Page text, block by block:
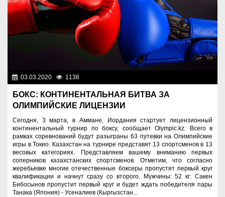
03.03.2020 1138
БОКС: КОНТИНЕНТАЛЬНАЯ БИТВА ЗА
ОЛИМПИЙСКИЕ ЛИЦЕНЗИИ
Сегодня, 3 марта, в Аммане, Иордания стартует лицензионный
континентальный турнир по боксу, сообщает Olympic.kz. Всего в
рамках соревнований будут разыграны 63 путевки на Олимпийские
игры в Токио. Казахстан на турнире представят 13 спортсменов в 13
весовых категориях. Представляем вашему вниманию первых
соперников казахстанских спортсменов. Отметим, что согласно
жеребьевке многие отечественные боксеры пропустят первый круг
квалификации и начнут сразу со второго. Мужчины: 52 кг: Сакен
Бибосынов пропустит первый круг и будет ждать победителя пары
Танака (Япония) - Усеналиев (Кыргызстан...